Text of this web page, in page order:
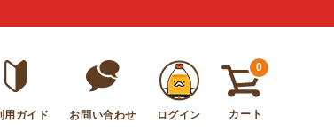
用ガイド お問い合わせ ログイン
0
カート